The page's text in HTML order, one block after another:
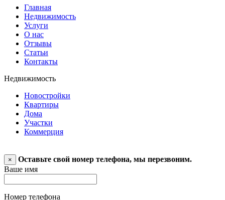
Главная
Недвижимость
Услуги
О нас
Отзывы
Статьи
Контакты
Недвижимость
Новостройки
Квартиры
Дома
Участки
Коммерция
×
Оставьте свой номер телефона, мы перезвоним.
Ваше имя
Номер телефона